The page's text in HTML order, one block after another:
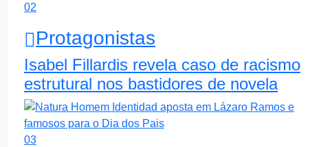
02
Protagonistas
Isabel Fillardis revela caso de racismo
estrutural nos bastidores de novela
03